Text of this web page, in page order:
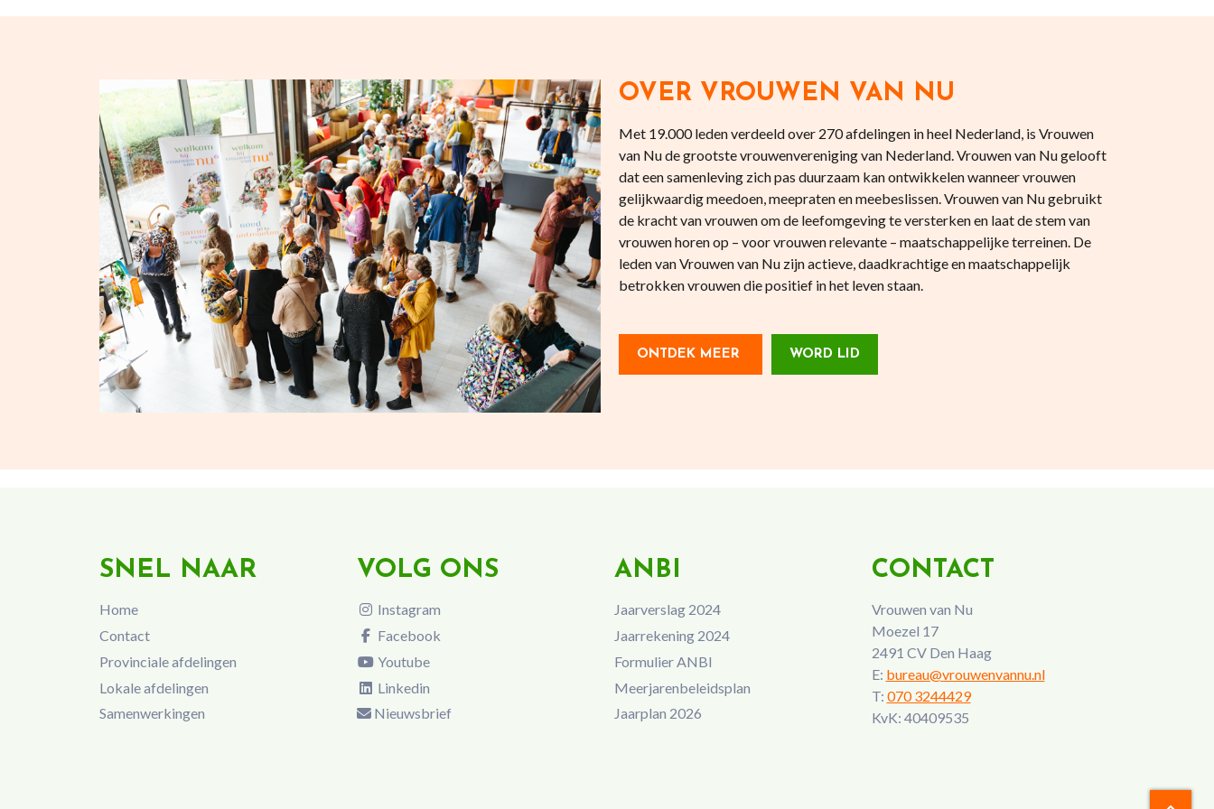
OVER VROUWEN VAN NU
Met 19.000 leden verdeeld over 270 afdelingen in heel Nederland, is Vrouwen
van Nu de grootste vrouwenvereniging van Nederland. Vrouwen van Nu gelooft
dat een samenleving zich pas duurzaam kan ontwikkelen wanneer vrouwen
gelijkwaardig meedoen, meepraten en meebeslissen. Vrouwen van Nu gebruikt
de kracht van vrouwen om de leefomgeving te versterken en laat de stem van
vrouwen horen op – voor vrouwen relevante – maatschappelijke terreinen. De
leden van Vrouwen van Nu zijn actieve, daadkrachtige en maatschappelijk
betrokken vrouwen die positief in het leven staan.
ONTDEK MEER WORD LID
SNEL NAAR
Home
Contact
Provinciale afdelingen
Lokale afdelingen
Samenwerkingen
VOLG ONS
Instagram
Facebook
Youtube
Linkedin
Nieuwsbrief
ANBI
Jaarverslag 2024
Jaarrekening 2024
Formulier ANBI
Meerjarenbeleidsplan
Jaarplan 2026
CONTACT
Vrouwen van Nu
Moezel 17
2491 CV Den Haag
E: bureau@vrouwenvannu.nl
T: 070 3244429
KvK: 40409535